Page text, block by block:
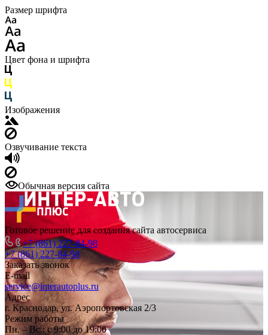
Размер шрифта
Цвет фона и шрифта
Изображения
Озвучивание текста
Обычная версия сайта
Готовое решение для создания сайта автосервиса
+7 (861) 227-84-98
+7 (861) 227-84-98
Заказать звонок
E-mail
service@interautoplus.ru
Адрес
г. Краснодар, ул. Аэропортовская 2/3
Режим работы
Пн. – Вс.: с 9:00 до 19:00